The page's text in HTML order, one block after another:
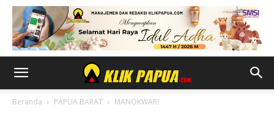
Beranda PAPUA BARAT MANOKWARI